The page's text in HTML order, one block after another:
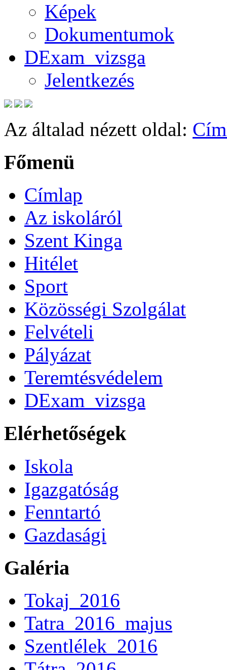
Képek
Dokumentumok
DExam_vizsga
Jelentkezés
Az általad nézett oldal:
Főmenü
Címlap
Az iskoláról
Szent Kinga
Hitélet
Sport
Közösségi Szolgálat
Felvételi
Pályázat
Teremtésvédelem
DExam_vizsga
Elérhetőségek
Iskola
Igazgatóság
Fenntartó
Gazdasági
Galéria
Tokaj_2016
Tatra_2016_majus
Szentlélek_2016